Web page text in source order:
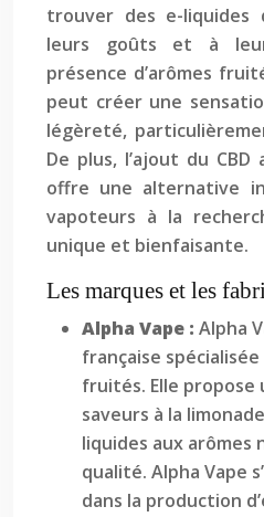
trouver des e-liquides
leurs goûts et à
présence d’arômes
peut créer une
légèreté,
De plus, l’ajout du
offre une alternative
vapoteurs à la
unique et bienfaisante.
Les marques et les
Alpha Vape : Alpha
française
fruités. Elle propose
saveurs à la
liquides aux arômes
qualité. Alpha Vape
dans la production